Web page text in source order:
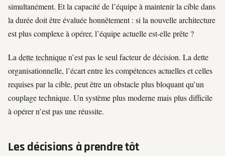
simultanément. Et la capacité de l’équipe à maintenir la cible dans
la durée doit être évaluée honnêtement : si la nouvelle architecture
est plus complexe à opérer, l’équipe actuelle est-elle prête ?
Ladette techniquen’est pas le seul facteur de décision. La dette
organisationnelle, l’écart entre les compétences actuelles et celles
requises par la cible, peut être un obstacle plus bloquant qu’un
couplage technique. Un système plus moderne mais plus difficile
à opérer n’est pas une réussite.
Les décisions à prendre tôt